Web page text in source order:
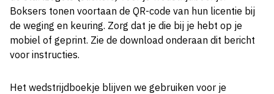
Boksers tonen voortaan de QR-code van hun licentie bij
de weging en keuring. Zorg dat je die bij je hebt op je
mobiel of geprint. Zie de download onderaan dit bericht
voor instructies.
Het wedstrijdboekje blijven we gebruiken voor je